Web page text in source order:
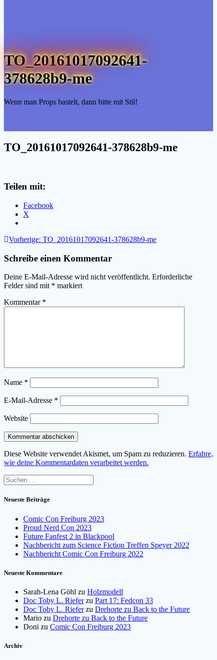
TO_20161017092641-
378628b9-me
Wenn man Props bastelt, dann bitte mit Stil!
TO_20161017092641-378628b9-me
Teilen mit:
Facebook
X
Beitragsnavigation
Vorherige: Vorheriger
TO_20161017092641-378628b9-me
Schreibe einen Kommentar
Deine E-Mail-Adresse wird nicht veröffentlicht. Erforderliche
Felder sind mit * markiert
Kommentar *
Name *
E-Mail-Adresse *
Website
Diese Website verwendet Akismet, um Spam zu reduzieren. Erfahre,
wie deine Kommentardaten verarbeitet werden.
Suchen
nach:
Neueste Beiträge
Comic Con Freiburg 2023
Proud Nerd Con 2023
Future Fanfest 2 in Blackpool
Nachbericht zum Science Fiction Treffen Speyer 2022
Nachbericht Comic Con Freiburg 2022
Neueste Kommentare
Sarah-Lena Göhl zu Holzmodell
Doc Toby L. Rieferzu Part 17: Fedcon 33
Doc Toby L. Rieferzu Drehorte zu Back to the Future
Mario zu Drehorte zu Back to the Future
Doni zu Comic Con Freiburg 2023
Archiv